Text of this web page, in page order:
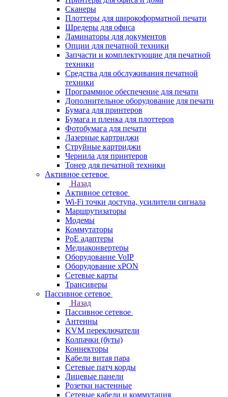
Сканеры
Плоттеры для широкоформатной печати
Шредеры для офиса
Ламинаторы для документов
Опции для печатной техники
Запчасти и комплектующие для печатной
техники
Средства для обслуживания печатной
техники
Программное обеспечение для печати
Дополнительное оборудование для печати
Бумага для принтеров
Бумага и пленка для плоттеров
Фотобумага для печати
Лазерные картриджи
Струйные картриджи
Чернила для принтеров
Тонер для печатной техники
Активное сетевое
Назад
Активное сетевое
Wi-Fi точки доступа, усилители сигнала
Маршрутизаторы
Модемы
Коммутаторы
PoE адаптеры
Медиаконвертеры
Оборудование VoIP
Оборудование xPON
Сетевые карты
Трансиверы
Пассивное сетевое
Назад
Пассивное сетевое
Антенны
KVM переключатели
Колпачки (буты)
Коннекторы
Кабели витая пара
Сетевые патч корды
Лицевые панели
Розетки настенные
Сетевые кабели и коммутация